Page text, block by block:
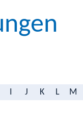
J K L M